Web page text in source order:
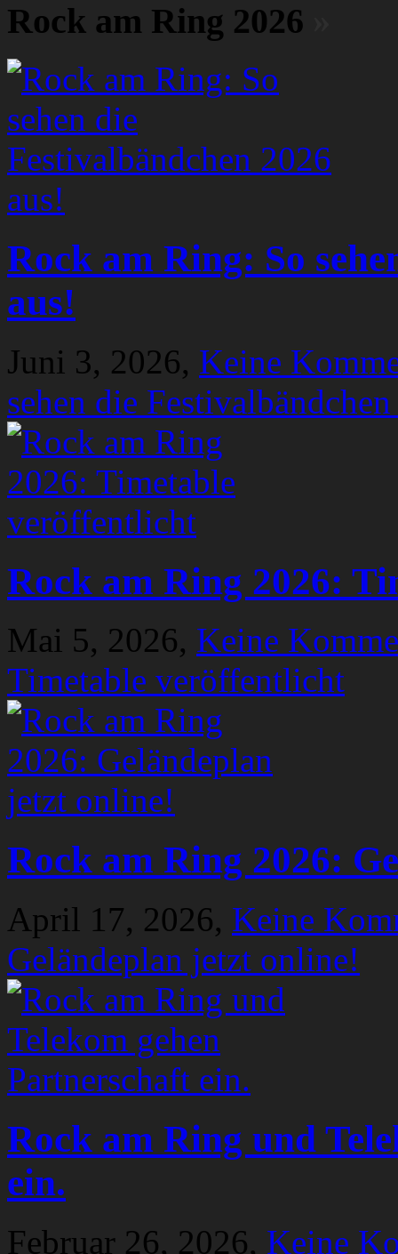
Rock am Ring 2026
Rock am Ring: So
aus!
Juni 3, 2026, Keine
sehen die
Rock am Ring 2026:
Mai 5, 2026, Keine
Timetable veröffentlicht
Rock am Ring 2026:
April 17, 2026, Keine
Geländeplan jetzt online!
Rock am Ring und
ein.
Februar 26, 2026, Keine